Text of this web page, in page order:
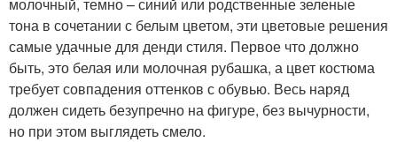
тона в сочетании с белым цветом, эти цветовые решения
самые удачные для денди стиля. Первое что должно
быть, это белая или молочная рубашка, а цвет костюма
требует совпадения оттенков с обувью. Весь наряд
должен сидеть безупречно на фигуре, без вычурности,
но при этом выглядеть смело.